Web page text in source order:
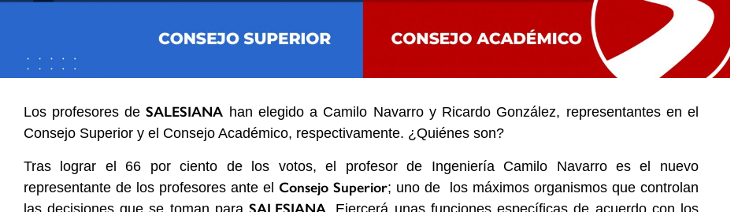
Los profesores de SALESIANA han elegido a Camilo Navarro y Ricardo González, representantes en el
Consejo Superior y el Consejo Académico, respectivamente. ¿Quiénes son?
Tras lograr el 66 por ciento de los votos, el profesor de Ingeniería Camilo Navarro es el nuevo
representante de los profesores ante el Consejo Superior; uno de
los máximos organismos que controlan
las decisiones que se toman para
. Ejercerá unas funciones específicas de acuerdo con los